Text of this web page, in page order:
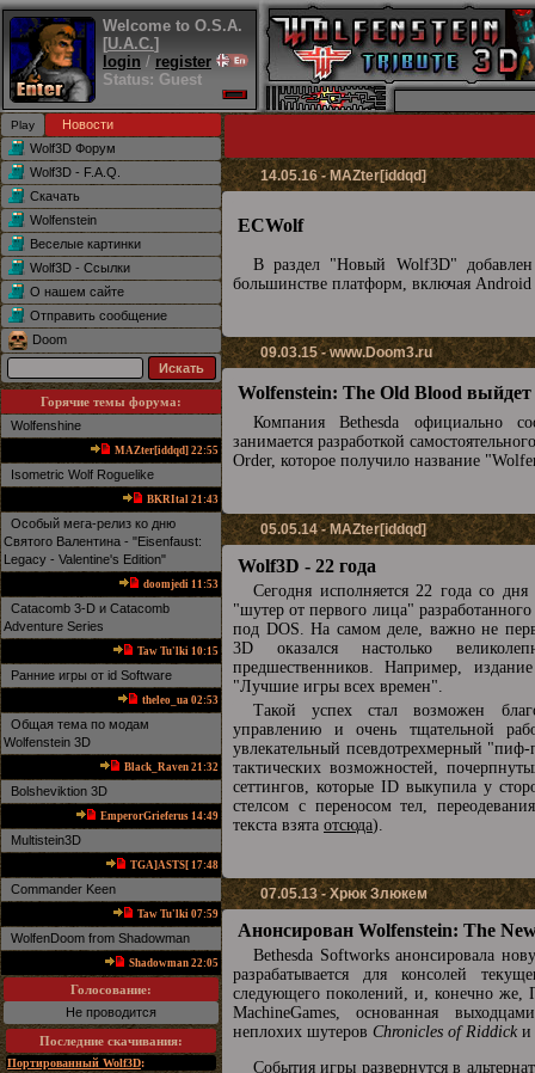
Welcome to O.S.A.
[U.A.C.]
login / register
Status: Guest
Новости
Wolf3D Форум
Wolf3D - F.A.Q.
Скачать
Wolfenstein
Веселые картинки
Wolf3D - Ссылки
О нашем сайте
Отправить сообщение
Doom
Горячие темы форума:
Wolfenshine
MAZter[iddqd] 22:55
Isometric Wolf Roguelike
BKRItal 21:43
Особый мега-релиз ко дню
Святого Валентина - "Eisenfaust:
Legacy - Valentine's Edition"
doomjedi 11:53
Catacomb 3-D и Catacomb
Adventure Series
Taw Tu'lki 10:15
Ранние игры от id Software
theleo_ua 02:53
Общая тема по модам
Wolfenstein 3D
Black_Raven 21:32
Bolsheviktion 3D
EmperorGrieferus 14:49
Multistein3D
TGA]ASTS[ 17:48
Commander Keen
Taw Tu'lki 07:59
WolfenDoom from Shadowman
Shadowman 22:05
Голосование:
Не проводится
Последние скачивания:
Портированный Wolf3D:
14.05.16 - MAZter[iddqd]
ECWolf
В раздел "Новый Wolf3D"
большинстве платформ, включая Android
09.03.15 -www.Doom3.ru
Wolfenstein: The Old Blood
Компания Bethesda официально
занимается разработкой
Order, которое получило название
05.05.14 - MAZter[iddqd]
Wolf3D - 22 года
Сегодня исполняется 22 года со
"шутер от первого лица"
под DOS. На самом деле, важно не
3D оказался настолько
предшественников. Например,
"Лучшие игры всех времен".
Такой успех стал возможен
управлению и очень тщательной
увлекательный псевдотрехмерный
тактических возможностей,
сеттингов, которые ID выкупила у
стелсом с переносом тел,
текста взята отсюда).
07.05.13 - Хрюк Злюкем
Анонсирован Wolfenstein: The
Bethesda Softworks анонсировала
разрабатывается для консолей
следующего поколений, и, конечно же,
MachineGames, основанная
неплохих шутеров Chronicles of Riddick и
События игры развернутся в